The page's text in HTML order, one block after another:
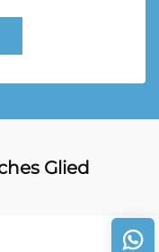
Glied